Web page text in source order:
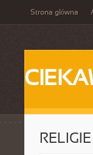
Strona główna